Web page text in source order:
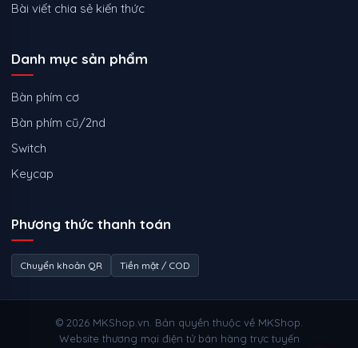
Bài viết chia sẻ kiến thức
Danh mục sản phẩm
Bàn phím cơ
Bàn phím cũ/2nd
Switch
Keycap
Phương thức thanh toán
Chuyển khoản QR Tiền mặt / COD
© 2026 MKShop.vn. Bản quyền thuộc về MKShop.
Website thương mại điện tử bán hàng trực tuyến